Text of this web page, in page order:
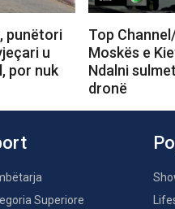
punëtori
u
por nuk
Top
Moskës e
Ndalni
dronë
Superiore